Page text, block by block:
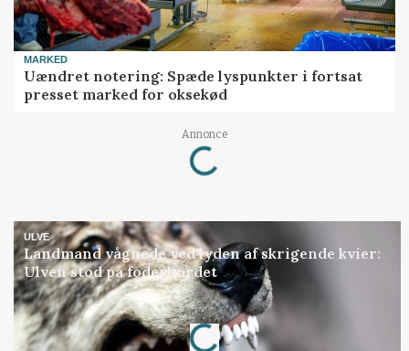
MARKED
Uændret notering: Spæde lyspunkter i fortsat
presset marked for oksekød
Annonce
Loading...
ULVE
Landmand vågnede ved lyden af skrigende kvier:
Ulven stod på foderbordet
Annonce
Loading...